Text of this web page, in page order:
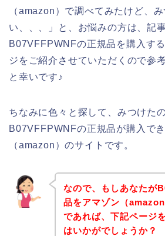
（amazon）で調べてみたけど、
い、、、」と、お悩みの方は、記
B07VFFPWNFの正規品を購入す
ジをご紹介させていただくので参
と幸いです♪
ちなみに色々と探して、みつけた
B07VFFPWNFの正規品が購入で
（amazon）のサイトです。
なので、もしあなたが
品をアマゾン（
であれば、下記ページ
はいかがでしょうか？